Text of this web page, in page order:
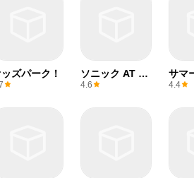
ズパーク！
ソニック AT 東
京2020オリン
4.6
サマ
ゲーム
4.4